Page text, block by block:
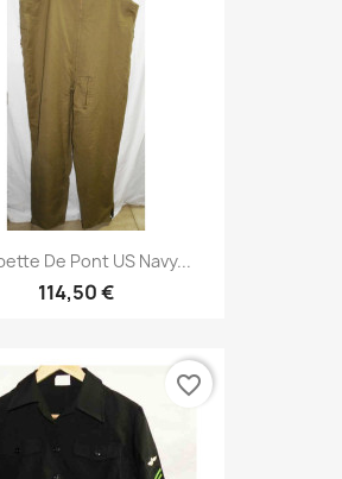
De Pont US Navy...
114,50 €
favorite_border